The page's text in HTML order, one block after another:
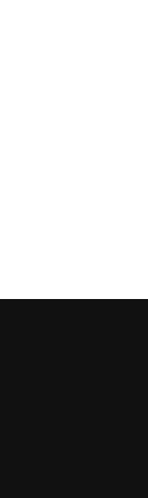
un legado
«Los
juntos la